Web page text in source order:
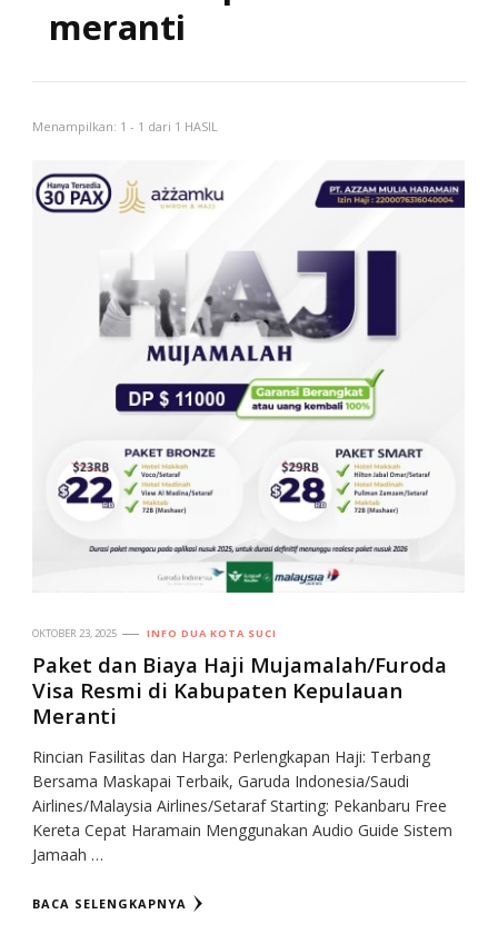
meranti
Menampilkan: 1 - 1 dari 1 HASIL
OKTOBER 23, 2025 INFO DUA KOTA SUCI
Paket dan Biaya Haji Mujamalah/Furoda
Visa Resmi di Kabupaten Kepulauan
Meranti
Rincian Fasilitas dan Harga: Perlengkapan Haji: Terbang
Bersama Maskapai Terbaik, Garuda Indonesia/Saudi
Airlines/Malaysia Airlines/Setaraf Starting: Pekanbaru Free
Kereta Cepat Haramain Menggunakan Audio Guide Sistem
Jamaah …
BACA SELENGKAPNYA